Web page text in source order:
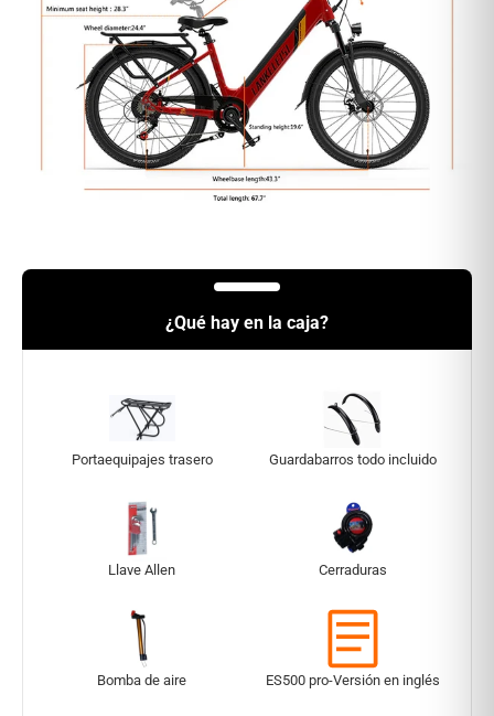
¿Qué hay en la caja?
Portaequipajes trasero Guardabarros todo incluido
Llave Allen Cerraduras
Bomba de aire ES500 pro-Versión en inglés